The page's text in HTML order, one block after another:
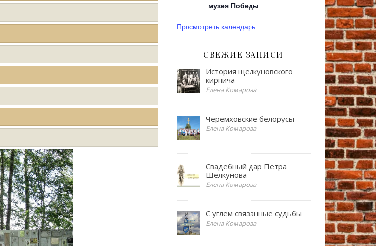
музея Победы
Просмотреть календарь
СВЕЖИЕ ЗАПИСИ
История щелкуновского
кирпича
Елена Комарова
Черемховские белорусы
Елена Комарова
Свадебный дар Петра
Щелкунова
Елена Комарова
С углем связанные судьбы
Елена Комарова